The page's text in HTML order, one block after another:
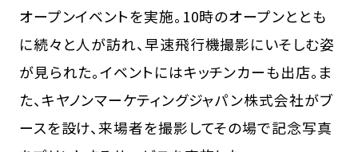
オープンイベントを実施。10時のオープンととも
に続々と人が訪れ、早速飛行機撮影にいそしむ姿
が見られた。イベントにはキッチンカーも出店。ま
た、キヤノンマーケティングジャパン株式会社がブ
ースを設け、来場者を撮影してその場で記念写真